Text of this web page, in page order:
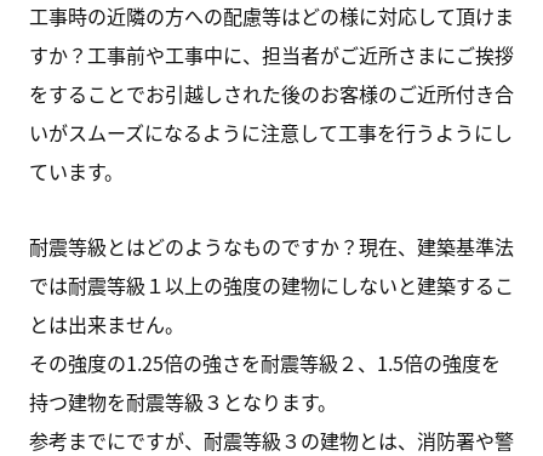
工事時の近隣の方への配慮等はどの様に対応して頂けま
すか？工事前や工事中に、担当者がご近所さまにご挨拶
をすることでお引越しされた後のお客様のご近所付き合
いがスムーズになるように注意して工事を行うようにし
ています。
耐震等級とはどのようなものですか？現在、建築基準法
では耐震等級１以上の強度の建物にしないと建築するこ
とは出来ません。
その強度の1.25倍の強さを耐震等級２、1.5倍の強度を
持つ建物を耐震等級３となります。
参考までにですが、耐震等級３の建物とは、消防署や警